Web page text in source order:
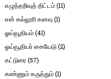
எழுத்தறிவுத் திட்டம்(11)
என் கல்லூரி கனவு (1)
ஓய்வூதியம்(41)
ஓய்வூதியர் கையேடு(2)
கட்டுரை (57)
கண்ணும் கருத்தும்(1)